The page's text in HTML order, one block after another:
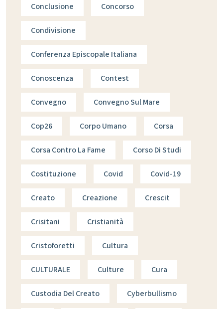
Conclusione Concorso
Condivisione
Conferenza Episcopale Italiana
Conoscenza Contest
Convegno Convegno Sul Mare
Cop26 Corpo Umano Corsa
Corsa Contro La Fame Corso Di Studi
Costituzione Covid Covid-19
Creato Creazione Crescit
Crisitani Cristianità
Cristoforetti Cultura
CULTURALE Culture Cura
Custodia Del Creato Cyberbullismo